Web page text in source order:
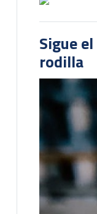
Sigue
rodilla